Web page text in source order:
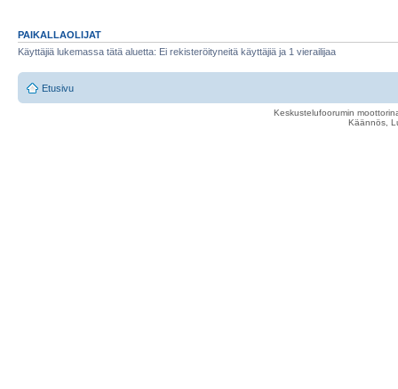
PAIKALLAOLIJAT
Käyttäjiä lukemassa tätä aluetta: Ei rekisteröityneitä käyttäjiä ja 1 vierailijaa
Etusivu
Keskustelufoorumin
Käännös,